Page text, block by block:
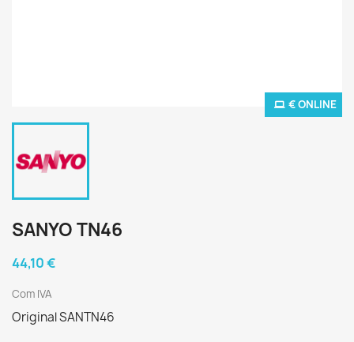
€ ONLINE
SANYO TN46
44,10 €
Com IVA
Original SANTN46